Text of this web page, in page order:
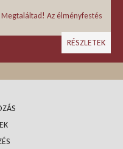
Az élményfestés
RÉSZLETEK